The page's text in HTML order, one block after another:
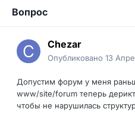
Вопрос
Chezar
Опубликовано 13
Допустим форум у меня
www/site/forum теперь
чтобы не нарушилась